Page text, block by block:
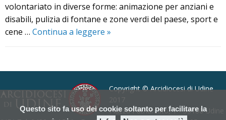
Questo sito fa uso dei cookie soltanto per facilitare la
volontariato in diverse forme: animazione per anziani e
disabili, pulizia di fontane e zone verdi del paese, sport e
cene … Continua a leggere Campo
2018:
volontariato
come
»
o
s
t
Copyright © Arcidiocesi di Udine
2017
Piazza Patriarcato, 1 - 33100 Udine